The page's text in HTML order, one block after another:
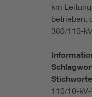
km
betrieben,
380/110-
110/10-